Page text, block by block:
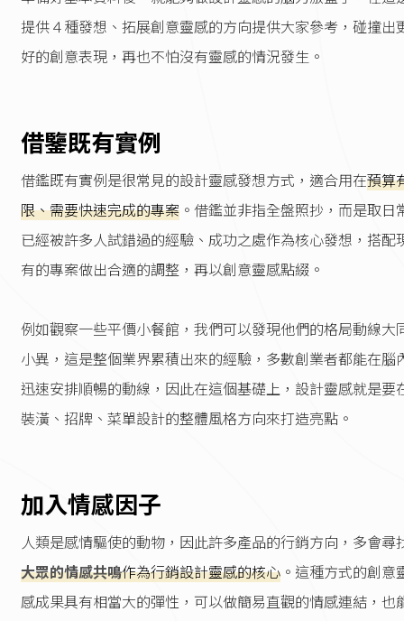
提供４種發想、拓展創意靈感的方向提供大家參考，碰撞出
好的創意表現，再也不怕沒有靈感的情況發生。
借鑒既有實例
借鑑既有實例是很常見的設計靈感發想方式，適合用在預算
限、需要快速完成的專案 。借鑑並非指全盤照抄，而是取日
已經被許多人試錯過的經驗、成功之處作為核心發想，搭配
有的專案做出合適的調整，再以創意靈感點綴。
例如觀察一些平價小餐館，我們可以發現他們的格局動線大
小異，這是整個業界累積出來的經驗，多數創業者都能在腦
迅速安排順暢的動線，因此在這個基礎上，設計靈感就是要
裝潢、招牌、菜單設計的整體風格方向來打造亮點。
加入情感因子
人類是感情驅使的動物，因此許多產品的行銷方向，多會尋
大眾的情感共鳴作為行銷設計靈感的核心 。這種方式的創意
感成果具有相當大的彈性，可以做簡易直觀的情感連結，也